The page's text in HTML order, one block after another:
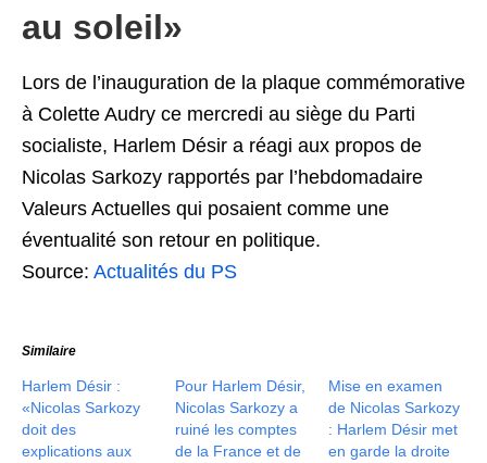
au soleil»
Lors de l’inauguration de la plaque commémorative
à Colette Audry ce mercredi au siège du Parti
socialiste, Harlem Désir a réagi aux propos de
Nicolas Sarkozy rapportés par l’hebdomadaire
Valeurs Actuelles qui posaient comme une
éventualité son retour en politique.
Source: Actualités du PS
Similaire
Harlem Désir :
«Nicolas Sarkozy
doit des
explications aux
Pour Harlem Désir,
Nicolas Sarkozy a
ruiné les comptes
de la France et de
Mise en examen
de Nicolas Sarkozy
: Harlem Désir met
en garde la droite